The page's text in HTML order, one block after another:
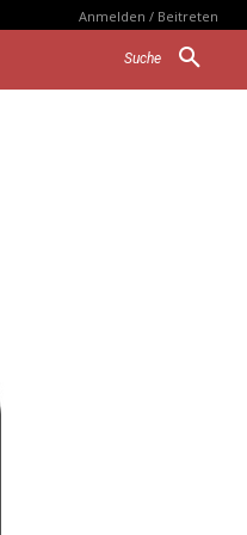
Anmelden / Beitreten
Suche